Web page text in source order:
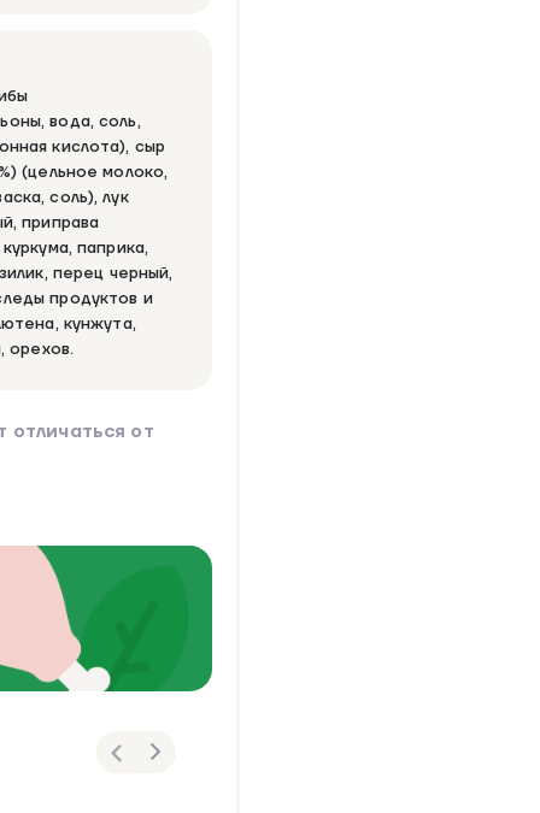
вода, соль,
кислота), сыр
(цельное молоко,
соль), лук
приправа
паприка,
перец черный,
продуктов и
кунжута,
орехов.
от